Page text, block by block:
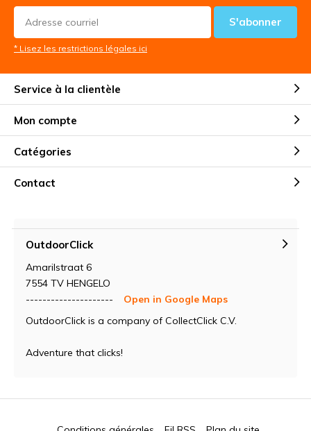
S'abonner
* Lisez les restrictions légales ici
Service à la clientèle
Mon compte
Catégories
Contact
OutdoorClick
Amarilstraat 6
7554 TV HENGELO
---------------------
Open in Google Maps
OutdoorClick is a company of CollectClick C.V.
Adventure that clicks!